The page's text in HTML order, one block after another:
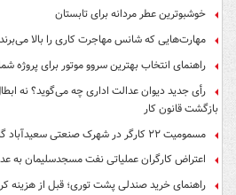
خوشبوترین عطر مردانه برای تابستان
مهارت‌هایی که شانس مهاجرت کاری را بالا
راهنمای انتخاب بهترین سروو موتور برای پروژه شما
رأی جدید دیوان عدالت اداری چه می‌گوید؟ نه
بازگشت قانون کار
مسمومیت ۲۲ کارگر در شهرک صنعتی سعیدآباد گلپایگان بر اثر نشت گاز کلر
اعتراض کارگران عملیاتی نفت مسجدسلیمان به
راهنمای خرید صندلی پشت توری؛ قبل از هزینه